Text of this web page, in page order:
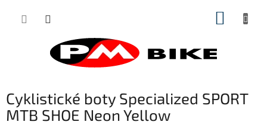
Cyklistické boty Specialized SPORT
MTB SHOE Neon Yellow